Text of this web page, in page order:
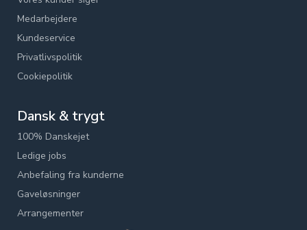
Medarbejdere
Kundeservice
Privatlivspolitik
Cookiepolitik
Dansk & trygt
100% Danskejet
Ledige jobs
Anbefaling fra kunderne
Gaveløsninger
Arrangementer